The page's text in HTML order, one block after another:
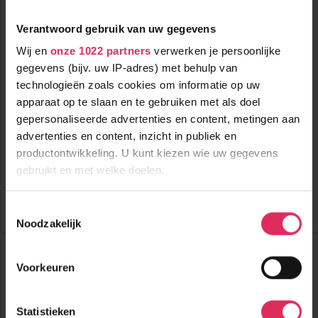
Verantwoord gebruik van uw gegevens
Wij en onze 1022 partners verwerken je persoonlijke
gegevens (bijv. uw IP-adres) met behulp van
technologieën zoals cookies om informatie op uw
apparaat op te slaan en te gebruiken met als doel
gepersonaliseerde advertenties en content, metingen aan
advertenties en content, inzicht in publiek en
productontwikkeling. U kunt kiezen wie uw gegevens
gebruikt en met welke doelen.
Informatie verzamelen over uw geografische
Uw apparaat identificeren door het actief te
scannen op specifieke eigenschappen (fingerprinting)
verwerkt en stel uw voorkeuren in het
detailgedeelte
in.
Noodzakelijk
Voorkeuren
Statistieken
Gezellig 9-persoons chalet in de wijk Petit Châtel, op 300
meter van de skilift.
vanaf
560 p.p.
incl. skipas
1500m tot centrum
300m tot skilift
logies